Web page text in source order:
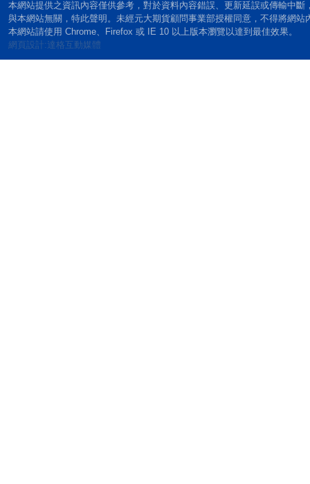
本網站提供之資訊內容僅供參考，對於資料內容錯誤、更新延誤或傳輸中
與本網站無關，特此聲明。未經元大期貨顧問事業部授權同意，不得將網站
本網站請使用 Chrome、Firefox 或 IE 10 以上版本瀏覽以達到最佳效果。
網頁設計:達格互動媒體